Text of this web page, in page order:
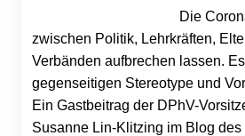
Die
zwischen Politik, Lehrkräften,
Verbänden aufbrechen lassen.
gegenseitigen Stereotype und
Ein Gastbeitrag der DPhV-
Susanne Lin-Klitzing im Blog